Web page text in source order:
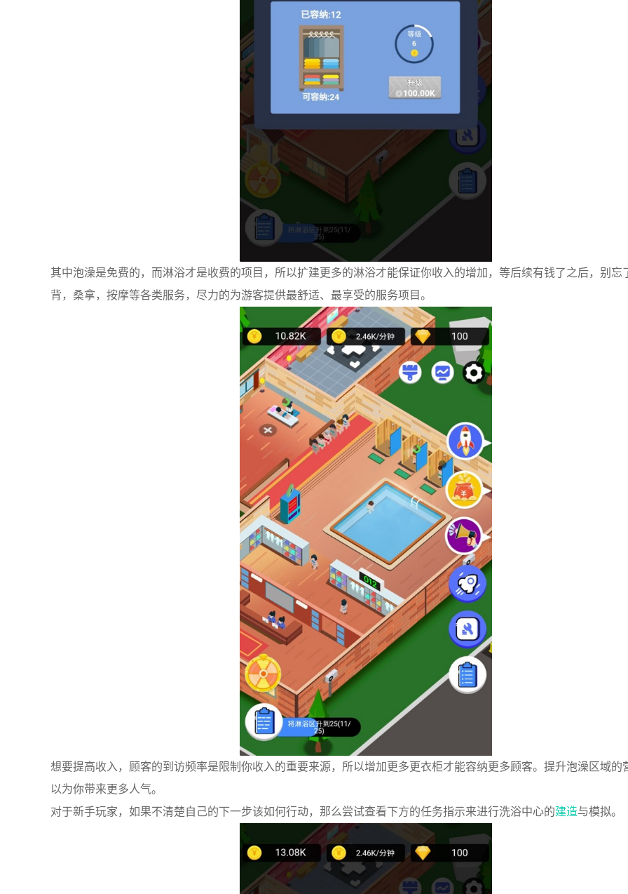
其中泡澡是免费的，而淋浴才是收费的项目，所以扩建更多的淋浴才能保证你收入的增加，等后续有钱了之后，别忘
背，桑拿，按摩等各类服务，尽力的为游客提供最舒适、最享受的服务项目。
想要提高收入，顾客的到访频率是限制你收入的重要来源，所以增加更多更衣柜才能容纳更多顾客。提升泡澡区域的
以为你带来更多人气。
对于新手玩家，如果不清楚自己的下一步该如何行动，那么尝试查看下方的任务指示来进行洗浴中心的建造与模拟。